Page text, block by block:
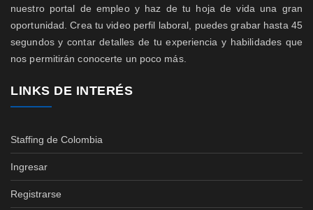
nuestro portal de empleo y haz de tu hoja de vida una gran
oportunidad. Crea tu video perfil laboral, puedes grabar hasta 45
segundos y contar detalles de tu experiencia y habilidades que
nos permitirán conocerte un poco más.
LINKS DE INTERÉS
Staffing de Colombia
Ingresar
Registrarse